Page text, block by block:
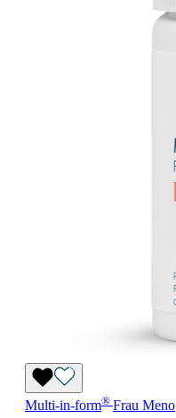
Multi-in-form® Frau Meno